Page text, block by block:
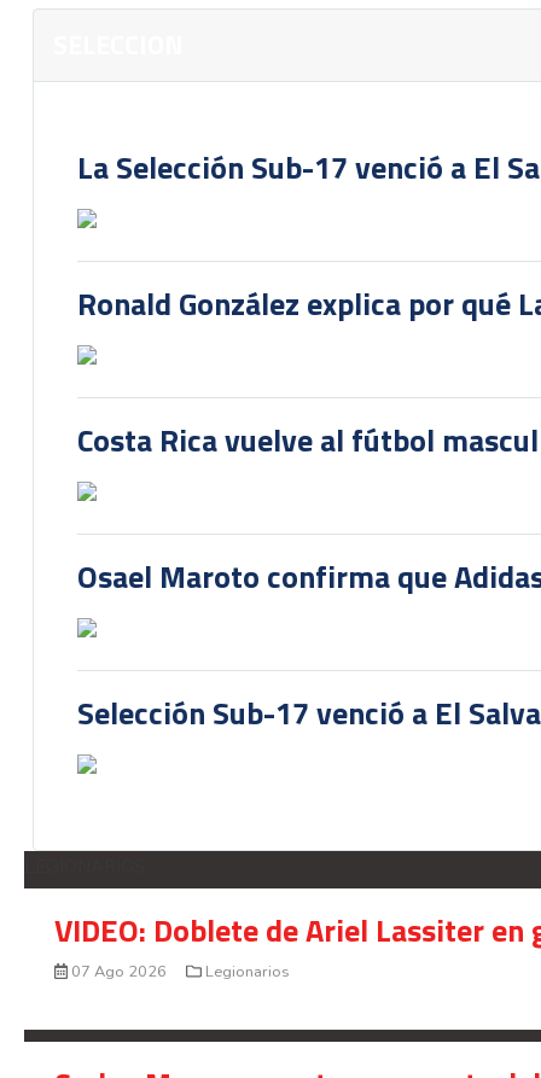
La Selección Sub-17 venció a El
Ronald González explica por qué
Costa Rica vuelve al fútbol
Osael Maroto confirma que
Selección Sub-17 venció a El
VIDEO: Doblete de Ariel Lassiter
07 Ago 2026 Legionarios